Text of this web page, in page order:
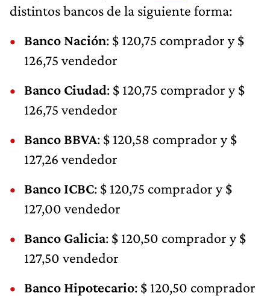
distintos bancos de la siguiente forma:
Banco Nación: $ 120,75 comprador y $
126,75 vendedor
Banco Ciudad: $ 120,75 comprador y $
126,75 vendedor
Banco BBVA: $ 120,58 comprador y $
127,26 vendedor
Banco ICBC: $ 120,75 comprador y $
127,00 vendedor
Banco Galicia: $ 120,50 comprador y $
127,50 vendedor
Banco Hipotecario: $ 120,50 comprador